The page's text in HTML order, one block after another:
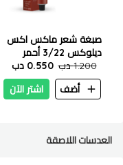
صبغة شعر ماكس اكس
ديلوكس 3/22 أحمر
باذنجاني 100 مل
1.200 دب
0.550 دب
أضف
اشتر الآن
العدسات اللاصقة